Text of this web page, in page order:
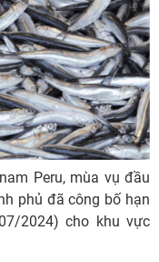
Peru, mùa vụ đầu
phủ đã công bố hạn
2024) cho khu vực